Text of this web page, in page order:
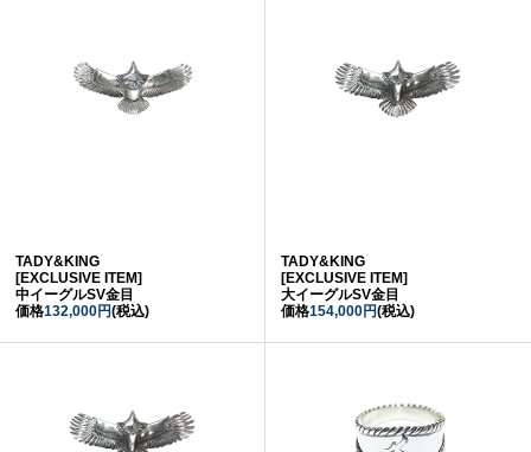
TADY&KING
[EXCLUSIVE ITEM]
中イーグルSV金目
価格132,000円(税込)
TADY&KING
[EXCLUSIVE ITEM]
大イーグルSV金目
価格154,000円(税込)